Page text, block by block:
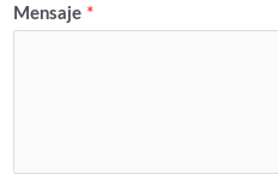
Mensaje *